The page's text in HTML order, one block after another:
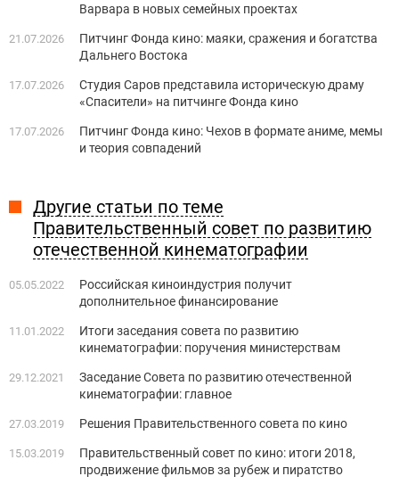
Варвара в новых семейных проектах
21.07.2026
Питчинг Фонда кино: маяки, сражения и богатства
Дальнего Востока
17.07.2026
Студия Саров представила историческую драму
«Спасители» на питчинге Фонда кино
17.07.2026
Питчинг Фонда кино: Чехов в формате аниме, мемы
и теория совпадений
Другие статьи по теме
Правительственный совет по развитию
отечественной кинематографии
05.05.2022
Российская киноиндустрия получит
дополнительное финансирование
11.01.2022
Итоги заседания совета по развитию
кинематографии: поручения министерствам
29.12.2021
Заседание Совета по развитию отечественной
кинематографии: главное
27.03.2019 Решения Правительственного совета по кино
15.03.2019
Правительственный совет по кино: итоги 2018,
продвижение фильмов за рубеж и пиратство